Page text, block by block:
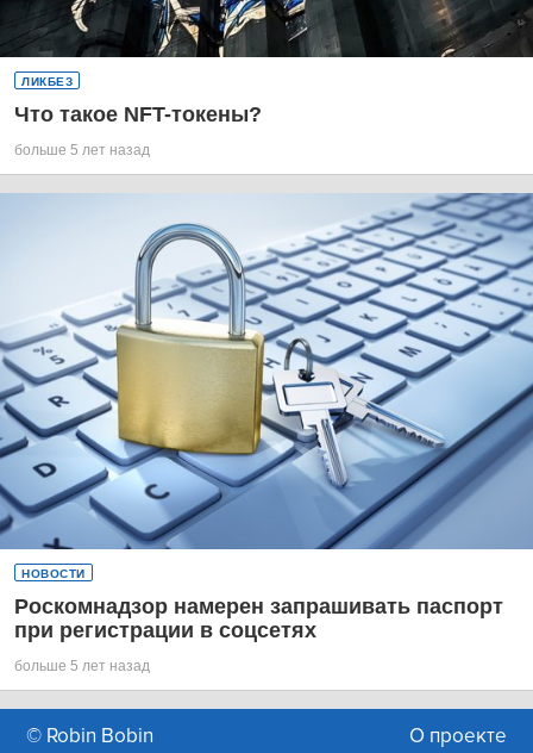
ЛИКБЕЗ
Что такое NFT-токены?
больше 5 лет назад
НОВОСТИ
Роскомнадзор намерен запрашивать паспорт
при регистрации в соцсетях
больше 5 лет назад
© Robin Bobin О проекте